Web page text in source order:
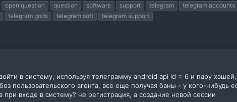
open question question software support telegram telegram accounts
telegram gods telegram soft telegram support
в систему, используя телеграмму android api id = 6 и пару
пользовательского агента, все еще получая баны - у кого-нибудь
входе в систему? не регистрация, а создание новой сессии